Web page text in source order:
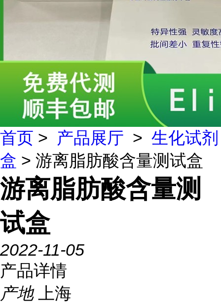
首页 > 产品展厅 > 生化试剂
盒 > 游离脂肪酸含量测试盒
游离脂肪酸含量测
试盒
2022-11-05
产品详情
产地
上海